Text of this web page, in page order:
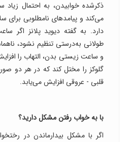
ذکرشده خوابیدن، به احتمال
می‌کند و پیامدهای نامطلوبی برای
دارد. به گفته دیوید پلانز اگر
طولانی به‌درستی تنظیم نشود،
و ساعت زیستی بدن، التهاب را
گلوکز را مختل کند که در هر دو
قلبی - عروقی افزایش می‌یابد.
با به خواب رفتن مشکل دارید؟
اگر با مشکل بیدارماندن در